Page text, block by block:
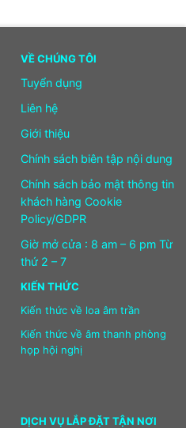
VỀ CHÚNG TÔI
Tuyển dụng
Liên hệ
Giới thiệu
Chính sách biên tập nội dung
Chính sách bảo mật thông tin
khách hàng Cookie
Policy/GDPR
Giờ mở cửa : 8 am – 6 pm Từ
thứ 2 – 7
KIẾN THỨC
Kiến thức về loa âm trần
Kiến thức về âm thanh phòng
họp hội nghị
DỊCH VỤ LẮP ĐẶT TẬN NƠI